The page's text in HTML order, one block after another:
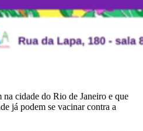
cidade do Rio de Janeiro e que
já podem se vacinar contra a